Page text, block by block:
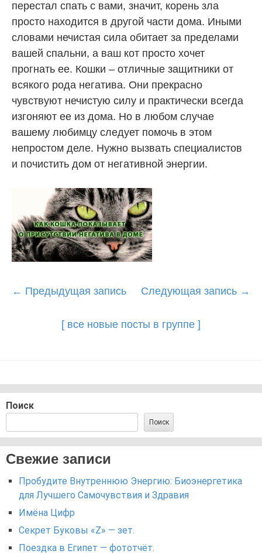
перестал спать с вами, значит, корень зла
просто находится в другой части дома. Иными
словами нечистая сила обитает за пределами
вашей спальни, а ваш кот просто хочет
прогнать ее. Кошки – отличные защитники от
всякого рода негатива. Они прекрасно
чувствуют нечистую силу и практически всегда
изгоняют ее из дома. Но в любом случае
вашему любимцу следует помочь в этом
непростом деле. Нужно вызвать специалистов
и почистить дом от негативной энергии.
Post
← Предыдущая запись Следующая запись →
[ все новые посты в группе ]
Поиск
Поиск
Свежие записи
Пробудите Внутреннюю Энергию: Биоэнергетика
для Лучшего Самочувствия и Здравия
Имёна Цифр
Секрет Буковы «Z» — зет.
Поездка в Египет — фототчёт.